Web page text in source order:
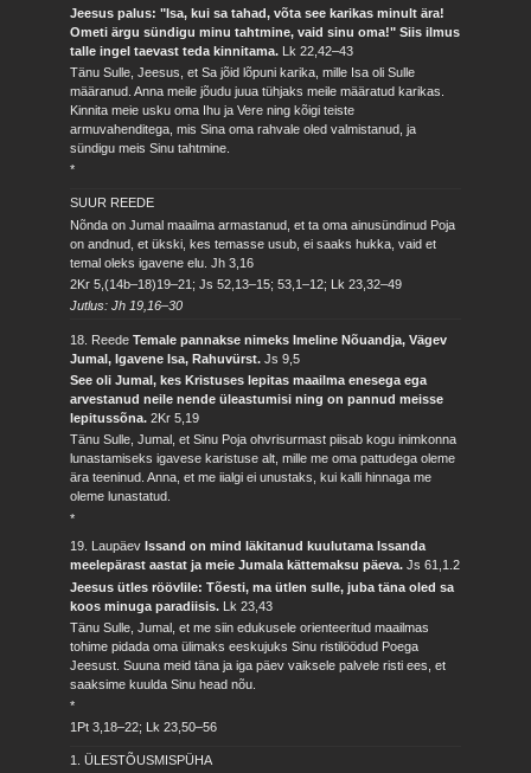
Jeesus palus: "Isa, kui sa tahad, võta see karikas minult ära!
Ometi ärgu sündigu minu tahtmine, vaid sinu oma!" Siis ilmus
talle ingel taevast teda kinnitama. Lk 22,42–43
Tänu Sulle, Jeesus, et Sa jõid lõpuni karika, mille Isa oli Sulle
määranud. Anna meile jõudu juua tühjaks meile määratud karikas.
Kinnita meie usku oma Ihu ja Vere ning kõigi teiste
armuvahenditega, mis Sina oma rahvale oled valmistanud, ja
sündigu meis Sinu tahtmine.
*
SUUR REEDE
Nõnda on Jumal maailma armastanud, et ta oma ainusündinud Poja
on andnud, et ükski, kes temasse usub, ei saaks hukka, vaid et
temal oleks igavene elu.Jh 3,16
2Kr 5,(14b–18)19–21; Js 52,13–15; 53,1–12; Lk 23,32–49
Jutlus: Jh 19,16–30
18. ReedeTemale pannakse nimeks Imeline Nõuandja, Vägev
Jumal, Igavene Isa, Rahuvürst.Js 9,5
See oli Jumal, kes Kristuses lepitas maailma enesega ega
arvestanud neile nende üleastumisi ning on pannud meisse
lepitussõna.2Kr 5,19
Tänu Sulle, Jumal, et Sinu Poja ohvrisurmast piisab kogu inimkonna
lunastamiseks igavese karistuse alt, mille me oma pattudega oleme
ära teeninud. Anna, et me iialgi ei unustaks, kui kalli hinnaga me
oleme lunastatud.
*
19. Laupäev Issand on mind läkitanud kuulutama Issanda
meelepärast aastat ja meie Jumala kättemaksu päeva.Js 61,1.2
Jeesus ütles röövlile: Tõesti, ma ütlen sulle, juba täna oled sa
koos minuga paradiisis. Lk 23,43
Tänu Sulle, Jumal, et me siin edukusele orienteeritud maailmas
tohime pidada oma ülimaks eeskujuks Sinu ristilöödud Poega
Jeesust. Suuna meid täna ja iga päev vaiksele palvele risti ees, et
saaksime kuulda Sinu head nõu.
*
1Pt 3,18–22; Lk 23,50–56
1. ÜLESTÕUSMISPÜHA